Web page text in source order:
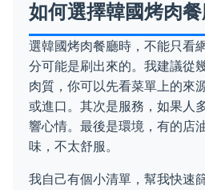
如何選擇韓國烤肉餐
選韓國烤肉餐廳時，不能只看
分可能是刷出來的。我建議從
肉質，你可以先看菜單上的來
或進口。其次是服務，如果人
響心情。最後是環境，有的店
味，不太舒服。
我自己有個小清單，幫我快速